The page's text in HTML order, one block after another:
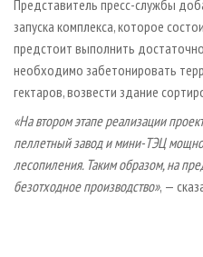
Представитель пресс-службы
запуска комплекса, которое
предстоит выполнить
необходимо забетонировать
гектаров, возвести здание
«На втором этапе реализации
пеллетный завод и мини-ТЭЦ
лесопиления. Таким образом, на
безотходное производство», —